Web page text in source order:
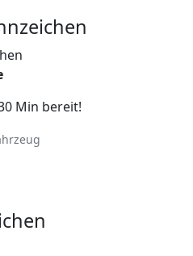
Min bereit!